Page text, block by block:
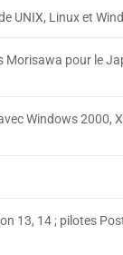
UNIX, Linux et
pour le
Windows 2000,
13, 14 ; pilotes